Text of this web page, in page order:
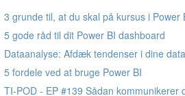
3 grunde til, at du skal på kursus i Power
5 gode råd til dit Power BI dashboard
Dataanalyse: Afdæk tendenser i dine data
5 fordele ved at bruge Power BI
TI-POD - EP #139 Sådan kommunikerer